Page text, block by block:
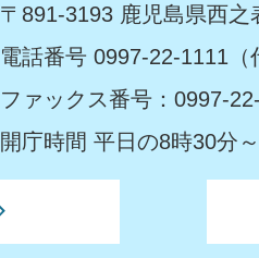
〒891-3193 鹿児島県西
電話番号 0997-22-1111（
ファックス番号：0997-
開庁時間 平日の8時30分